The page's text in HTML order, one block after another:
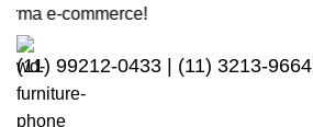
e-commerce!
(11) 99212-0433 | (11) 3213-9664